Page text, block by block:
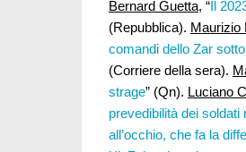
Bernard Guetta, “Il
(Repubblica). Maurizio
comandi dello Zar
(Corriere della sera).
strage” (Qn). Luciano
prevedibilità dei
all’occhio, che fa la